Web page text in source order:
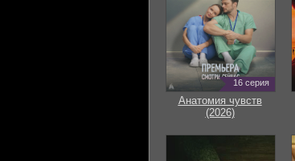
16 серия
Анатомия чувств
(2026)